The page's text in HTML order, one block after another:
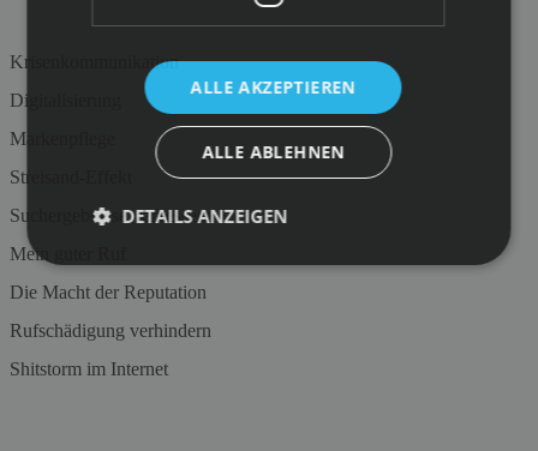
Krisenkommunikation
Digitalisierung
Markenpflege
Streisand-Effekt
Suchergebnisse verbessern
Mein guter Ruf
Die Macht der Reputation
Rufschädigung verhindern
Shitstorm im Internet
ALLE AKZEPTIEREN
ALLE ABLEHNEN
DETAILS ANZEIGEN